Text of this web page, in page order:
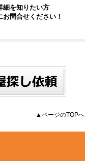
細を知りたい方
問合せください！
▲ページのTOP